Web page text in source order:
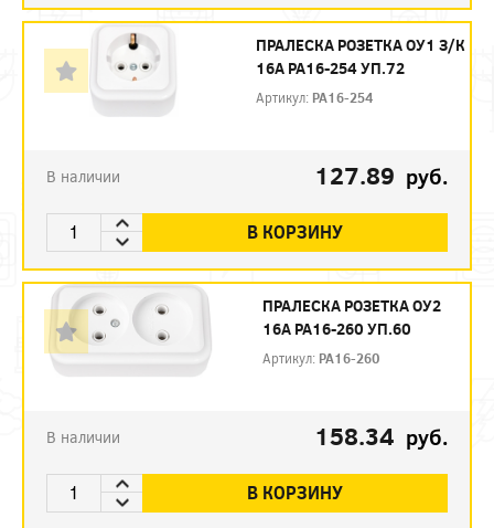
ПРАЛЕСКА РОЗЕТКА ОУ1 З/К
16А РА16-254 УП.72
Артикул: РА16-254
В наличии 127.89 руб.
В КОРЗИНУ
ПРАЛЕСКА РОЗЕТКА ОУ2
16А РА16-260 УП.60
Артикул: РА16-260
В наличии 158.34 руб.
В КОРЗИНУ